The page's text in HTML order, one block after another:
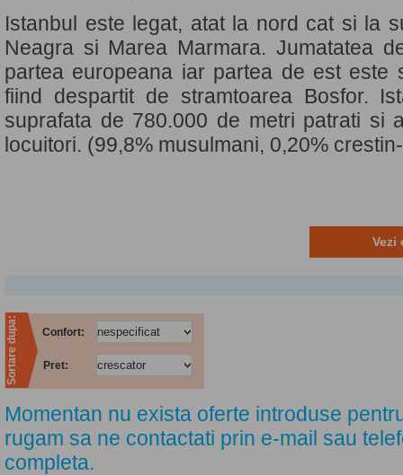
Istanbul este legat, atat la nord cat si la
Neagra si Marea Marmara. Jumatatea
partea europeana iar partea de est este
fiind despartit de stramtoarea Bosfor.
suprafata de 780.000 de metri patrati si
locuitori. (99,8% musulmani, 0,20%
Vezi
Sortare dupa: Confort:
Pret:
Momentan nu exista oferte introduse
rugam sa ne contactati prin e-mail sau
completa.